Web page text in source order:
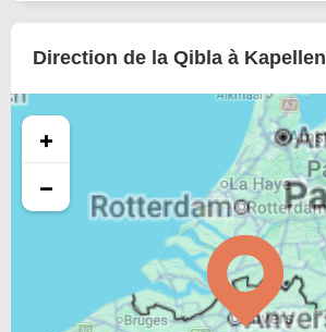
Direction de la Qibla à Kapellen
+
−